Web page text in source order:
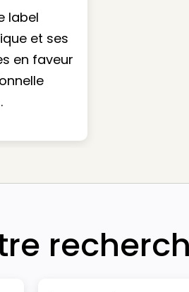
label
et ses
en faveur